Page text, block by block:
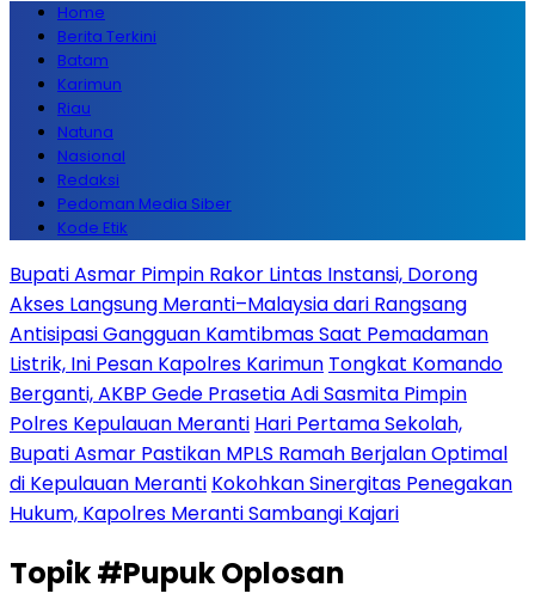
Home
Berita Terkini
Batam
Karimun
Riau
Natuna
Nasional
Redaksi
Pedoman Media Siber
Kode Etik
Bupati Asmar Pimpin Rakor Lintas Instansi, Dorong
Akses Langsung Meranti–Malaysia dari Rangsang
Antisipasi Gangguan Kamtibmas Saat Pemadaman
Listrik, Ini Pesan Kapolres Karimun Tongkat Komando
Berganti, AKBP Gede Prasetia Adi Sasmita Pimpin
Polres Kepulauan Meranti Hari Pertama Sekolah,
Bupati Asmar Pastikan MPLS Ramah Berjalan Optimal
di Kepulauan Meranti Kokohkan Sinergitas Penegakan
Hukum, Kapolres Meranti Sambangi Kajari
Topik#Pupuk Oplosan